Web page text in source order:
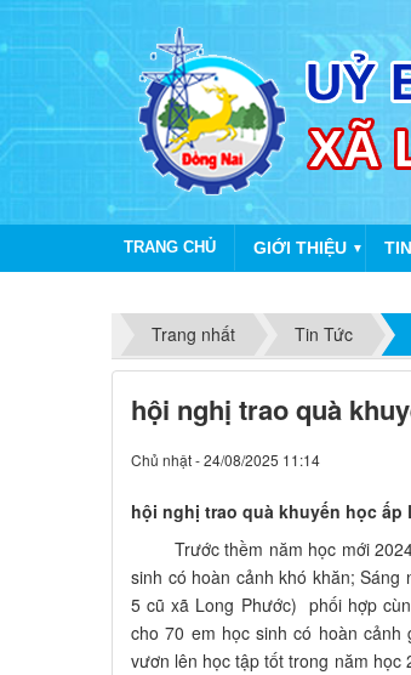
TRANG CHỦ GIỚI THIỆU ▼
Trang nhất
Tin Tức
hội nghị trao quà
Chủ nhật - 24/08/2025 11:14
hội nghị trao quà khuyến học ấp
Trước thềm năm học mới 2024-
sinh có hoàn cảnh khó khăn;
5 cũ xã Long Phước) phối hợp
cho 70 em học sinh có hoàn
vươn lên học tập tốt trong năm học